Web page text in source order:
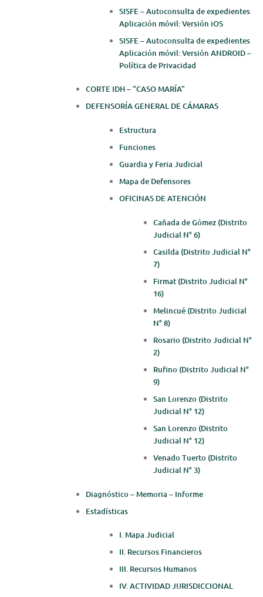
SISFE – Autoconsulta de expedientes
Aplicación móvil: Versión iOS
SISFE – Autoconsulta de expedientes
Aplicación móvil: Versión ANDROID –
Política de Privacidad
CORTE IDH – “CASO MARÍA”
DEFENSORÍA GENERAL DE CÁMARAS
Estructura
Funciones
Guardia y Feria Judicial
Mapa de Defensores
OFICINAS DE ATENCIÓN
Cañada de Gómez (Distrito
Judicial N° 6)
Casilda (Distrito Judicial N°
7)
Firmat (Distrito Judicial N°
16)
Melincué (Distrito Judicial
N° 8)
Rosario (Distrito Judicial N°
2)
Rufino (Distrito Judicial N°
9)
San Lorenzo (Distrito
Judicial N° 12)
San Lorenzo (Distrito
Judicial N° 12)
Venado Tuerto (Distrito
Judicial N° 3)
Diagnóstico – Memoria – Informe
Estadísticas
I. Mapa Judicial
II. Recursos Financieros
III. Recursos Humanos
IV. ACTIVIDAD JURISDICCIONAL